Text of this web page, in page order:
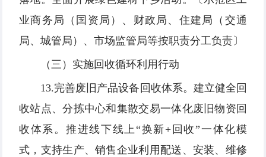
业商务局（国资局）、财政局、住建局（交通
局、城管局）、市场监管局等按职责分工负责〕
（三）实施回收循环利用行动
13.完善废旧产品设备回收体系。建立健全回
收站点、分拣中心和集散交易一体化废旧物资回
收体系。推进线下线上“换新+回收”一体化模
式，支持生产、销售企业利用配送、安装、维修